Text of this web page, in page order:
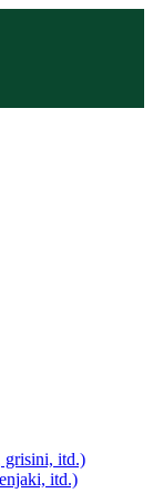
grisini, itd.)
itd.)